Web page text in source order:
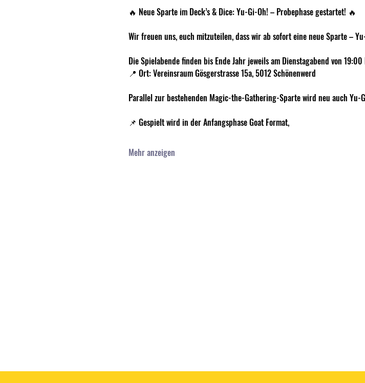
🔥 Neue Sparte im Deck’s & Dice: Yu-Gi-Oh! – Probephase gestartet! 🔥
Wir freuen uns, euch mitzuteilen, dass wir ab sofort eine neue Sparte –
Die Spielabende finden bis Ende Jahr jeweils am Dienstagabend von
📍 Ort: Vereinsraum Gösgerstrasse 15a, 5012 Schönenwerd
Parallel zur bestehenden Magic-the-Gathering-Sparte wird neu auch Yu-
📌 Gespielt wird in der Anfangsphase Goat Format,
Mehr anzeigen